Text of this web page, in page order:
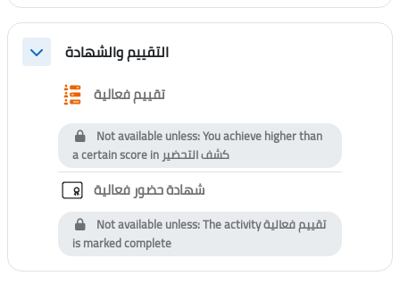
Collapseالتقييم والشهادة
تقييم فعاليةQuestionnaire
Not available unless: You achieve higher than
a certain score inكشف التحضير
شهادة حضور فعاليةCustom certificate
Not available unless: The activityتقييم فعالية
is marked complete